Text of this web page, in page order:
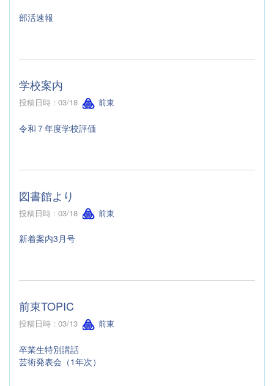
部活速報
学校案内
投稿日時 : 03/18 前東
令和７年度学校評価
図書館より
投稿日時 : 03/18 前東
新着案内3月号
前東TOPIC
投稿日時 : 03/13 前東
卒業生特別講話
芸術発表会（1年次）